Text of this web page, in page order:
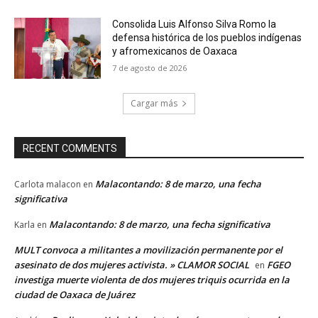
Consolida Luis Alfonso Silva Romo la
defensa histórica de los pueblos indígenas
y afromexicanos de Oaxaca
7 de agosto de 2026
Cargar más
RECENT COMMENTS
Carlota malacon en Malacontando: 8 de marzo, una fecha
significativa
Karla en Malacontando: 8 de marzo, una fecha significativa
MULT convoca a militantes a movilización permanente por el
asesinato de dos mujeres activista. » CLAMOR SOCIAL en FGEO
investiga muerte violenta de dos mujeres triquis ocurrida en la
ciudad de Oaxaca de Juárez